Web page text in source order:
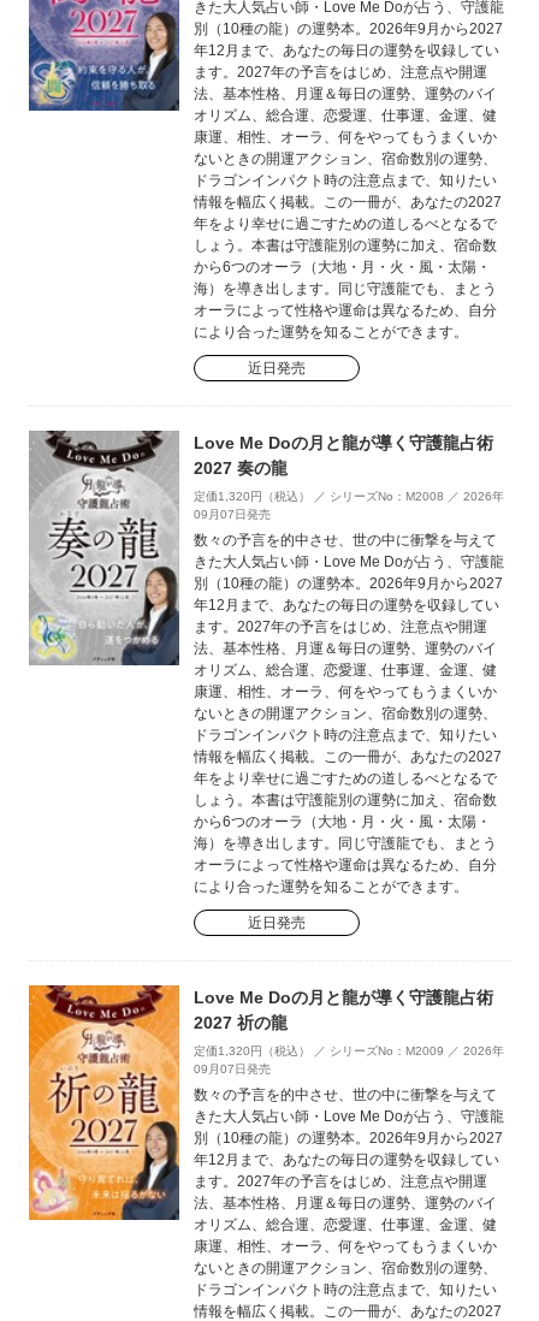
きた大人気占い師・Love Me Doが占う、守護龍
別（10種の龍）の運勢本。2026年9月から2027
年12月まで、あなたの毎日の運勢を収録してい
ます。2027年の予言をはじめ、注意点や開運
法、基本性格、月運＆毎日の運勢、運勢のバイ
オリズム、総合運、恋愛運、仕事運、金運、健
康運、相性、オーラ、何をやってもうまくいか
ないときの開運アクション、宿命数別の運勢、
ドラゴンインパクト時の注意点まで、知りたい
情報を幅広く掲載。この一冊が、あなたの2027
年をより幸せに過ごすための道しるべとなるで
しょう。本書は守護龍別の運勢に加え、宿命数
から6つのオーラ（大地・月・火・風・太陽・
海）を導き出します。同じ守護龍でも、まとう
オーラによって性格や運命は異なるため、自分
により合った運勢を知ることができます。
近日発売
Love Me Doの月と龍が導く守護龍占術
2027 奏の龍
定価1,320円（税込） ／ シリーズNo：M2008 ／ 2026年
09月07日発売
数々の予言を的中させ、世の中に衝撃を与えて
きた大人気占い師・Love Me Doが占う、守護龍
別（10種の龍）の運勢本。2026年9月から2027
年12月まで、あなたの毎日の運勢を収録してい
ます。2027年の予言をはじめ、注意点や開運
法、基本性格、月運＆毎日の運勢、運勢のバイ
オリズム、総合運、恋愛運、仕事運、金運、健
康運、相性、オーラ、何をやってもうまくいか
ないときの開運アクション、宿命数別の運勢、
ドラゴンインパクト時の注意点まで、知りたい
情報を幅広く掲載。この一冊が、あなたの2027
年をより幸せに過ごすための道しるべとなるで
しょう。本書は守護龍別の運勢に加え、宿命数
から6つのオーラ（大地・月・火・風・太陽・
海）を導き出します。同じ守護龍でも、まとう
オーラによって性格や運命は異なるため、自分
により合った運勢を知ることができます。
近日発売
Love Me Doの月と龍が導く守護龍占術
2027 祈の龍
定価1,320円（税込） ／ シリーズNo：M2009 ／ 2026年
09月07日発売
数々の予言を的中させ、世の中に衝撃を与えて
きた大人気占い師・Love Me Doが占う、守護龍
別（10種の龍）の運勢本。2026年9月から2027
年12月まで、あなたの毎日の運勢を収録してい
ます。2027年の予言をはじめ、注意点や開運
法、基本性格、月運＆毎日の運勢、運勢のバイ
オリズム、総合運、恋愛運、仕事運、金運、健
康運、相性、オーラ、何をやってもうまくいか
ないときの開運アクション、宿命数別の運勢、
ドラゴンインパクト時の注意点まで、知りたい
情報を幅広く掲載。この一冊が、あなたの2027